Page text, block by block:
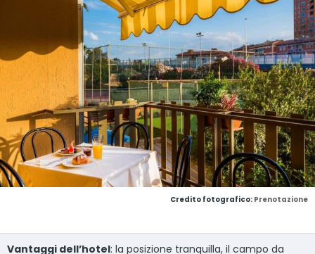
Credito fotografico: Prenotazione
Vantaggi dell’hotel: la posizione tranquilla, il campo da